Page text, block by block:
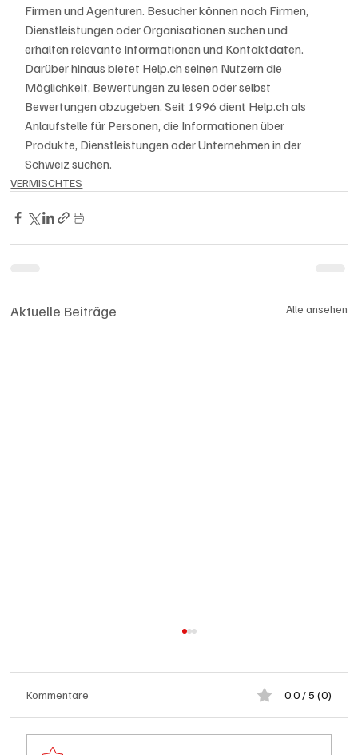
Firmen und Agenturen. Besucher können nach Firmen,
Dienstleistungen oder Organisationen suchen und
erhalten relevante Informationen und Kontaktdaten.
Darüber hinaus bietet Help.ch seinen Nutzern die
Möglichkeit, Bewertungen zu lesen oder selbst
Bewertungen abzugeben. Seit 1996 dient Help.ch als
Anlaufstelle für Personen, die Informationen über
Produkte, Dienstleistungen oder Unternehmen in der
Schweiz suchen.
VERMISCHTES
Aktuelle Beiträge Alle ansehen
Kommentare 0.0 / 5 (0)